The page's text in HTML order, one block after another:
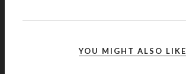
YOU MIGHT ALSO LIKE